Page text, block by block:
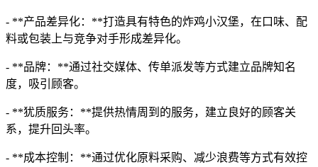
- **产品差异化：**打造具有特色的炸鸡小汉堡，在口味、配
料或包装上与竞争对手形成差异化。
- **品牌：**通过社交媒体、传单派发等方式建立品牌知名
度，吸引顾客。
- **犹质服务：**提供热情周到的服务，建立良好的顾客关
系，提升回头率。
- **成本控制：**通过优化原料采购、减少浪费等方式有效控